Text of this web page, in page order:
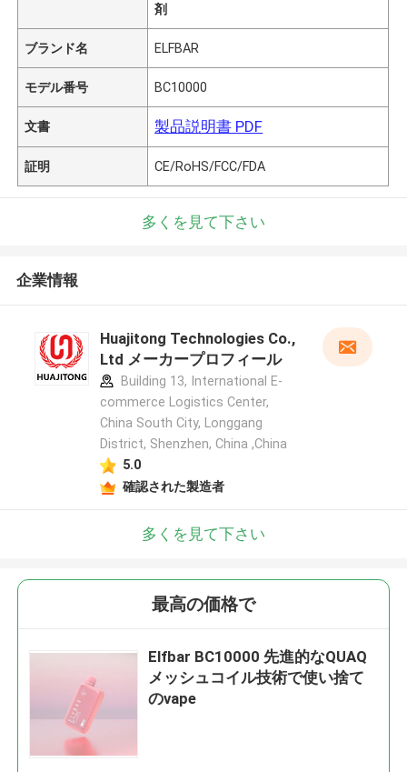
剤
ブランド名 ELFBAR
モデル番号 BC10000
文書 製品説明書 PDF
証明 CE/RoHS/FCC/FDA
多くを見て下さい
企業情報
Huajitong Technologies Co.,
Ltd メーカープロフィール
Building 13, International E-
commerce Logistics Center,
China South City, Longgang
District, Shenzhen, China ,China
5.0
確認された製造者
多くを見て下さい
最高の価格で
Elfbar BC10000 先進的なQUAQ
メッシュコイル技術で使い捨て
のvape